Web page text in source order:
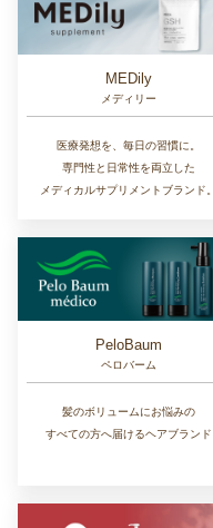
MEDily
メディリー
医療発想を、毎日の習慣に。
専門性と日常性を両立した
メディカルサプリメントブランド。
PeloBaum
ペロバーム
髪のボリュームにお悩みの
すべての方へ届けるヘアブランド